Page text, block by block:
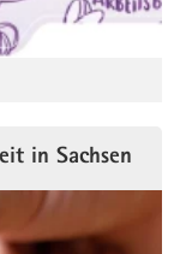
in Sachsen